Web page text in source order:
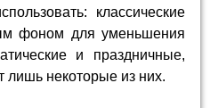
классические
фоном для уменьшения
и праздничные,
лишь некоторые из них.